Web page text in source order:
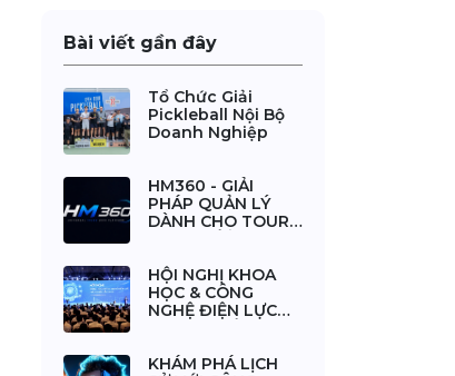
Bài viết gần đây
Tổ Chức Giải
Pickleball Nội Bộ
Doanh Nghiệp
HM360 - GIẢI
PHÁP QUẢN LÝ
DÀNH CHO TOUR
HỘI NGHỊ KHOA
HỌC & CÔNG
NGHỆ ĐIỆN LỰC
KHÁM PHÁ LỊCH